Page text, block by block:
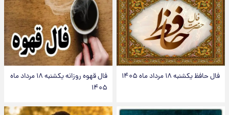
فال حافظ یکشنبه ۱۸ مرداد ماه ۱۴۰۵
فال قهوه روزانه یکشنبه ۱۸ مرداد ماه
۱۴۰۵